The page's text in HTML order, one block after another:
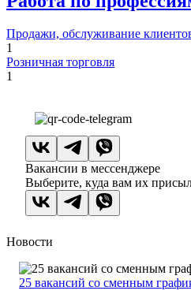
Продажи, обслуживание
1
Розничная торговля
1
Вакансии в мессенджере
Выберите, куда вам их
Новости
25 вакансий со сменным